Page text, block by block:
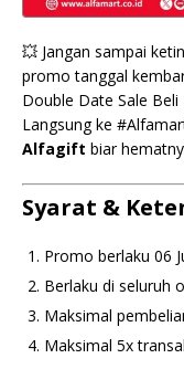
💥 Jangan sampai
promo tanggal
Double Date Sale Beli
Langsung ke
Alfagift biar
Syarat &
Promo berlaku 06
Berlaku di seluruh
Maksimal
Maksimal 5x